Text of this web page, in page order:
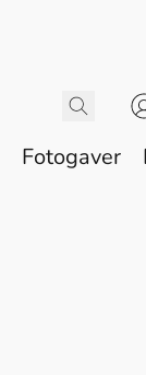
Fotogaver